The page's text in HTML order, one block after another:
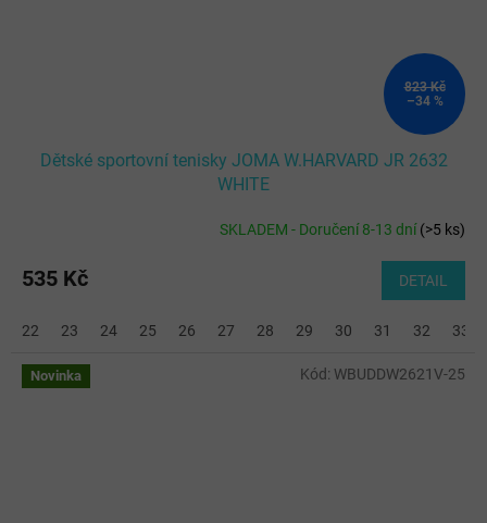
823 Kč
–34 %
Dětské sportovní tenisky JOMA W.HARVARD JR 2632
WHITE
SKLADEM - Doručení 8-13 dní(>5 ks)
535 Kč DETAIL
22 23 24 25 26 27 28 29 30 31 32 33
Novinka Kód: WBUDDW2621V-25